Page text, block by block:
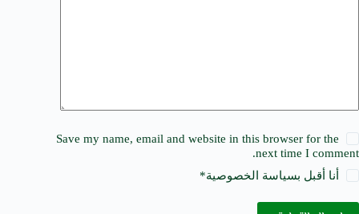
Save my name, email and website in this browser for the
next time I comment.
أنا أقبل بسياسة الخصوصية*